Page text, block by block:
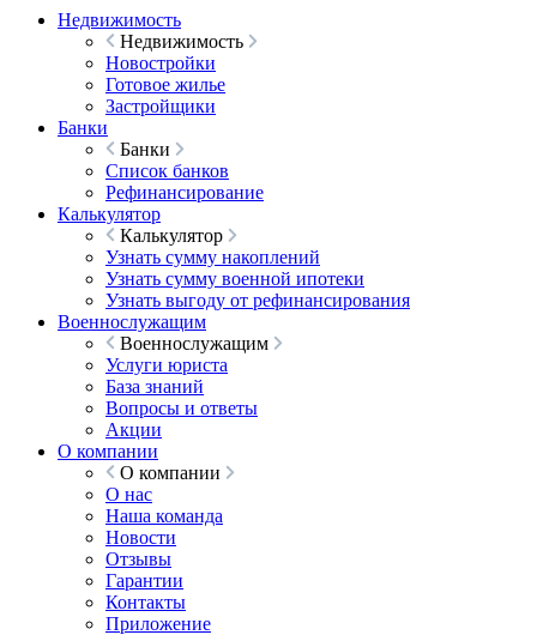
Недвижимость
Недвижимость
Новостройки
Готовое жилье
Застройщики
Банки
Банки
Список банков
Рефинансирование
Калькулятор
Калькулятор
Узнать сумму накоплений
Узнать сумму военной ипотеки
Узнать выгоду от рефинансирования
Военнослужащим
Военнослужащим
Услуги юриста
База знаний
Вопросы и ответы
Акции
О компании
О компании
О нас
Наша команда
Новости
Отзывы
Гарантии
Контакты
Приложение